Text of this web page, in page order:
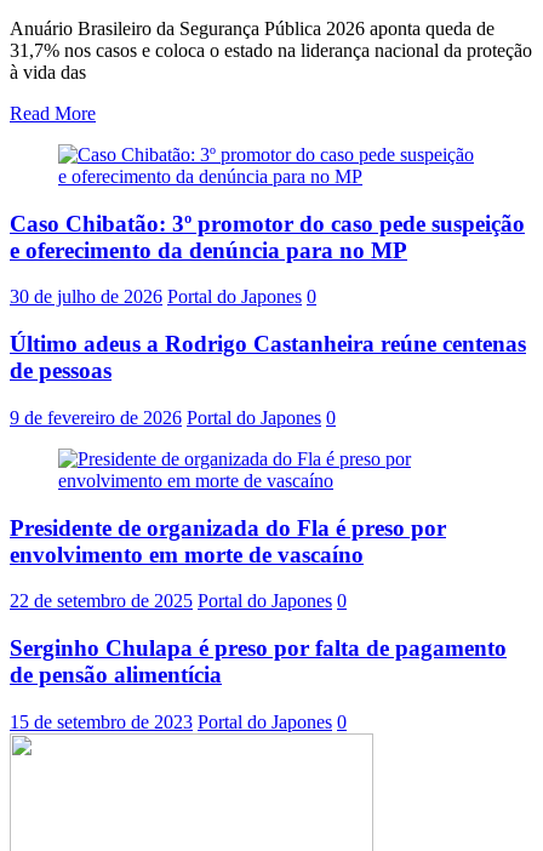
Anuário Brasileiro da Segurança Pública 2026 aponta queda de
31,7% nos casos e coloca o estado na liderança nacional da proteção
à vida das
Read More
Caso Chibatão: 3º promotor do caso pede suspeição
e oferecimento da denúncia para no MP
30 de julho de 2026 Portal do Japones 0
Último adeus a Rodrigo Castanheira reúne centenas
de pessoas
9 de fevereiro de 2026 Portal do Japones 0
Presidente de organizada do Fla é preso por
envolvimento em morte de vascaíno
22 de setembro de 2025 Portal do Japones 0
Serginho Chulapa é preso por falta de pagamento
de pensão alimentícia
15 de setembro de 2023 Portal do Japones 0